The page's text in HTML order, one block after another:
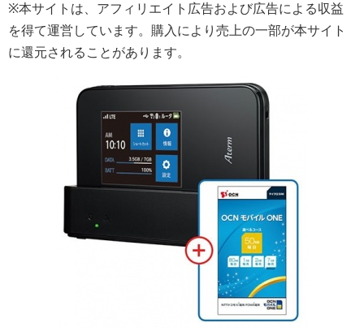
※本サイトは、アフィリエイト広告および広告による収益
を得て運営しています。購入により売上の一部が本サイト
に還元されることがあります。